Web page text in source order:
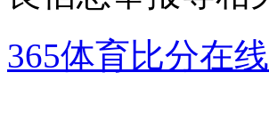
365体育比分在